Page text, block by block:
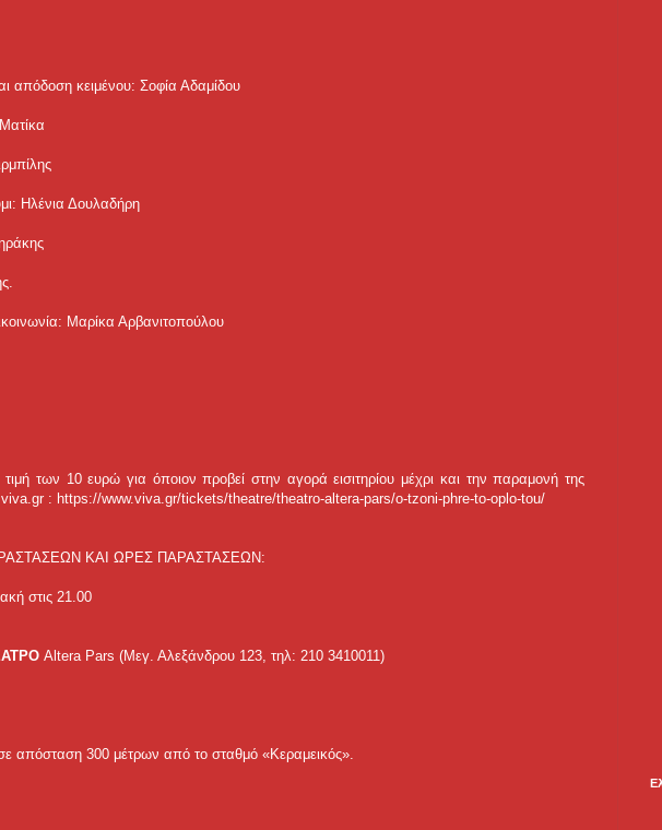
απόδοση κειμένου: Σοφία Αδαμίδου
Ηλένια Δουλαδήρη
Μαρίκα Αρβανιτοπούλου
τιμή των 10 ευρώ για όποιον προβεί στην αγορά εισιτηρίου μέχρι και την παραμονή της
viva.gr : https://www.viva.gr/tickets/theatre/theatro-altera-pars/o-tzoni-phre-to-oplo-tou/
ΚΑΙ ΩΡΕΣ ΠΑΡΑΣΤΑΣΕΩΝ:
στις 21.00
Altera Pars (Μεγ. Αλεξάνδρου 123, τηλ: 210 3410011)
απόσταση 300 μέτρων από το σταθμό «Κεραμεικός».